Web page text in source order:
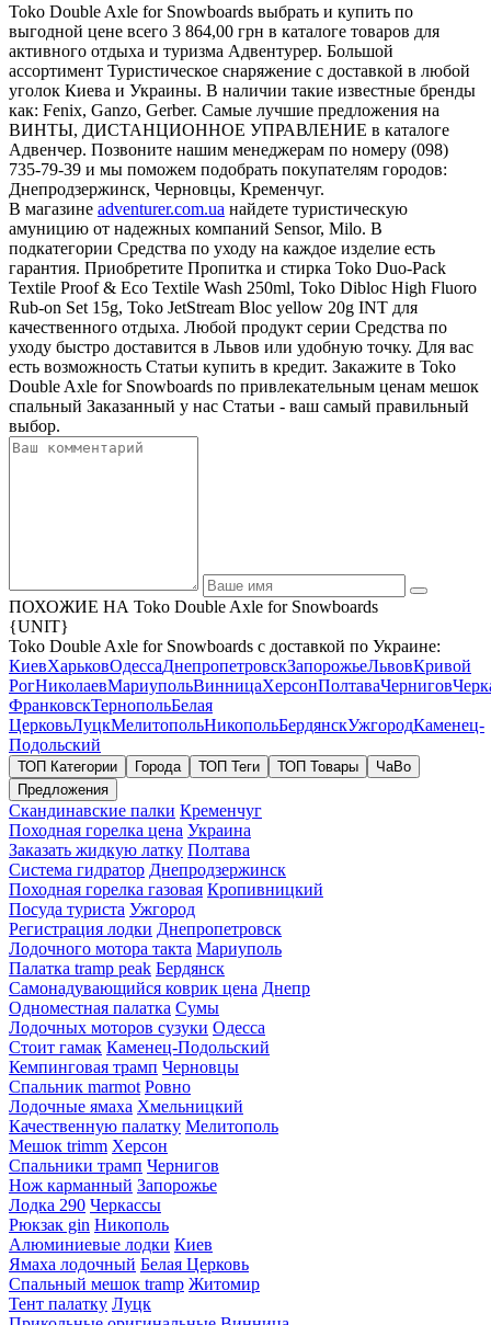
Toko Double Axle for Snowboards выбрать и купить по
выгодной цене всего 3 864,00 грн в каталоге товаров для
активного отдыха и туризма Адвентурер. Большой
ассортимент Туристическое снаряжение с доставкой в любой
уголок Киева и Украины. В наличии такие известные бренды
как: Fenix, Ganzo, Gerber. Самые лучшие предложения на
ВИНТЫ, ДИСТАНЦИОННОЕ УПРАВЛЕНИЕ в каталоге
Адвенчер. Позвоните нашим менеджерам по номеру (098)
735-79-39 и мы поможем подобрать покупателям городов:
Днепродзержинск, Черновцы, Кременчуг.
В магазине adventurer.com.ua найдете туристическую
амуницию от надежных компаний Sensor, Milo. В
подкатегории Средства по уходу на каждое изделие есть
гарантия. Приобретите Пропитка и стирка Toko Duo-Pack
Textile Proof & Eco Textile Wash 250ml, Toko Dibloc High Fluoro
Rub-on Set 15g, Toko JetStream Bloc yellow 20g INT для
качественного отдыха. Любой продукт серии Средства по
уходу быстро доставится в Львов или удобную точку. Для вас
есть возможность Статьи купить в кредит. Закажите в Toko
Double Axle for Snowboards по привлекательным ценам мешок
спальный Заказанный у нас Статьи - ваш самый правильный
выбор.
ПОХОЖИЕ НА Toko Double Axle for Snowboards
{UNIT}
Toko Double Axle for Snowboards с доставкой по Украине:
КиевХарьковОдессаДнепропетровскЗапорожьеЛьвовКривой
РогНиколаевМариупольВинницаХерсонПолтаваЧернигов
ФранковскТернопольБелая
ЦерковьЛуцкМелитопольНикопольБердянскУжгородКаменец-
Подольский
ТОП Категории Города ТОП Теги ТОП Товары
ЧаВо
Предложения
Скандинавские палки Кременчуг
Походная горелка цена Украина
Заказать жидкую латку Полтава
Система гидратор Днепродзержинск
Походная горелка газовая Кропивницкий
Посуда туриста Ужгород
Регистрация лодки Днепропетровск
Лодочного мотора такта Мариуполь
Палатка tramp peak Бердянск
Самонадувающийся коврик цена Днепр
Одноместная палатка Сумы
Лодочных моторов сузуки Одесса
Стоит гамак Каменец-Подольский
Кемпинговая трамп Черновцы
Спальник marmot Ровно
Лодочные ямаха Хмельницкий
Качественную палатку Мелитополь
Мешок trimm Херсон
Спальники трамп Чернигов
Нож карманный Запорожье
Лодка 290 Черкассы
Рюкзак gin Никополь
Алюминиевые лодки Киев
Ямаха лодочный Белая Церковь
Спальный мешок tramp Житомир
Тент палатку Луцк